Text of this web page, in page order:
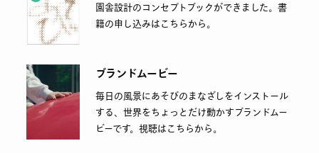
園舎設計のコンセプトブックができました。書
籍の申し込みはこちらから。
ブランドムービー
毎日の風景にあそびのまなざしをインストール
する、世界をちょっとだけ動かすブランドムー
ビーです。視聴はこちらから。